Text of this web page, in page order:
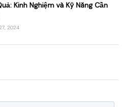
Kinh Nghiệm và Kỹ Năng Cần
2024